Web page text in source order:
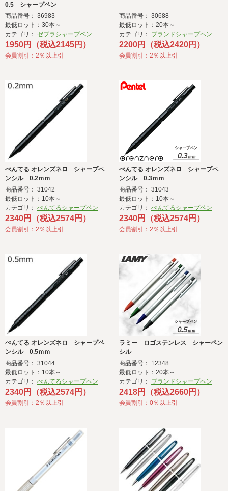
0.5 シャープペン
商品番号： 36983
最低ロット：30本～
カテゴリ： ゼブラシャープペン
1950円（税込2145円）
会員割引：2％以上引
商品番号： 30688
最低ロット：20本～
カテゴリ： ブランドシャープペン
2200円（税込2420円）
会員割引：2％以上引
ぺんてる オレンズネロ シャープペ
ンシル 0.2ｍｍ
商品番号： 31042
最低ロット：10本～
カテゴリ： ぺんてるシャープペン
2340円（税込2574円）
会員割引：2％以上引
ぺんてる オレンズネロ シャープペ
ンシル 0.3ｍｍ
商品番号： 31043
最低ロット：10本～
カテゴリ： ぺんてるシャープペン
2340円（税込2574円）
会員割引：2％以上引
ぺんてる オレンズネロ シャープペ
ンシル 0.5ｍｍ
商品番号： 31044
最低ロット：10本～
カテゴリ： ぺんてるシャープペン
2340円（税込2574円）
会員割引：2％以上引
ラミー ロゴステンレス シャーペン
シル
商品番号： 12348
最低ロット：20本～
カテゴリ： ブランドシャープペン
2418円（税込2660円）
会員割引：0％以上引